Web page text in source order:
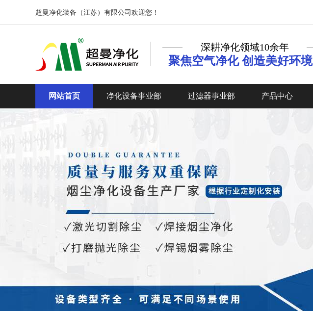
超曼净化装备（江苏）有限公司欢迎您！
深耕净化领域10余年
聚焦空气净化 创造美好环境
网站首页 净化设备事业部 过滤器事业部 产品中心